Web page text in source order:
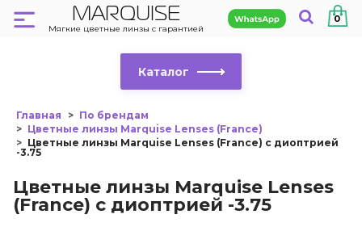
MARQUISE
Мягкие цветные линзы с гарантией
0
Каталог
Главная
По брендам
Цветные линзы Marquise Lenses (France)
Цветные линзы Marquise Lenses (France) с диоптрией
-3.75
Цветные линзы Marquise Lenses
(France) с диоптрией -3.75